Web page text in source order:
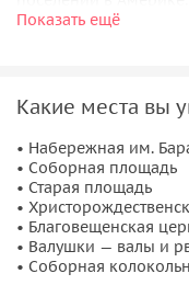
Онеги, исток которой
Прогулка по
Прохаживаясь по
площадям, вы
шедеврами, включая
века и
свидетели древних
Показать ещё
Какие места вы
• Набережная им.
• Соборная площадь
• Старая площадь
•
• Благовещенская
• Валушки — валы и
• Соборная